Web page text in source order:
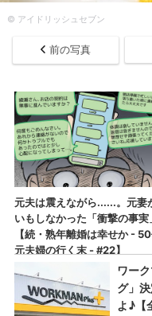
© アイドリッシュセブン
前の写真